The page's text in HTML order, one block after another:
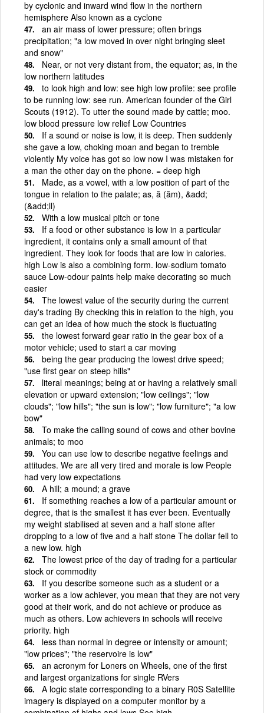
by cyclonic and inward wind flow in the northern
hemisphere Also known as a cyclone
an air mass of lower pressure; often brings
precipitation; "a low moved in over night bringing sleet
and snow"
Near, or not very distant from, the equator; as, in the
low northern latitudes
to look high and low: see high low profile: see profile
to be running low: see run. American founder of the Girl
Scouts (1912). To utter the sound made by cattle; moo.
low blood pressure low relief Low Countries
If a sound or noise is low, it is deep. Then suddenly
she gave a low, choking moan and began to tremble
violently My voice has got so low now I was mistaken for
a man the other day on the phone. = deep high
Made, as a vowel, with a low position of part of the
tongue in relation to the palate; as, ă (ăm), &add;
(&add;ll)
With a low musical pitch or tone
If a food or other substance is low in a particular
ingredient, it contains only a small amount of that
ingredient. They look for foods that are low in calories.
high Low is also a combining form. low-sodium tomato
sauce Low-odour paints help make decorating so much
easier
The lowest value of the security during the current
day's trading By checking this in relation to the high, you
can get an idea of how much the stock is fluctuating
the lowest forward gear ratio in the gear box of a
motor vehicle; used to start a car moving
being the gear producing the lowest drive speed;
"use first gear on steep hills"
literal meanings; being at or having a relatively small
elevation or upward extension; "low ceilings"; "low
clouds"; "low hills"; "the sun is low"; "low furniture"; "a low
bow"
To make the calling sound of cows and other bovine
animals; to moo
You can use low to describe negative feelings and
attitudes. We are all very tired and morale is low People
had very low expectations
A hill; a mound; a grave
If something reaches a low of a particular amount or
degree, that is the smallest it has ever been. Eventually
my weight stabilised at seven and a half stone after
dropping to a low of five and a half stone The dollar fell to
a new low. high
The lowest price of the day of trading for a particular
stock or commodity
If you describe someone such as a student or a
worker as a low achiever, you mean that they are not very
good at their work, and do not achieve or produce as
much as others. Low achievers in schools will receive
priority. high
less than normal in degree or intensity or amount;
"low prices"; "the reservoire is low"
an acronym for Loners on Wheels, one of the first
and largest organizations for single RVers
A logic state corresponding to a binary R0S Satellite
imagery is displayed on a computer monitor by a